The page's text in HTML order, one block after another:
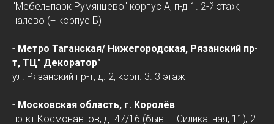
"Мебельпарк Румянцево" корпус А, п-д 1. 2-й этаж,
налево (+ корпус Б)
- Метро Таганская/ Нижегородская, Рязанский пр-
т, ТЦ" Декоратор"
ул. Рязанский пр-т, д. 2, корп. 3. 3 этаж
- Московская область, г. Королёв
пр-кт Космонавтов, д. 47/16 (бывш. Силикатная, 11), 2